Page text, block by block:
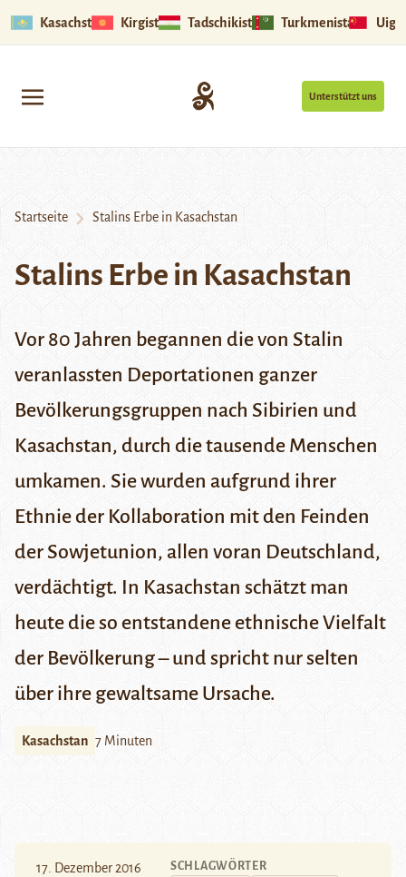
Kasachstan Kirgistan Tadschikistan Turkmenistan
Unterstützt uns
Startseite Stalins Erbe in Kasachstan
Stalins Erbe in Kasachstan
Vor 80 Jahren begannen die von Stalin
veranlassten Deportationen ganzer
Bevölkerungsgruppen nach Sibirien und
Kasachstan, durch die tausende Menschen
umkamen. Sie wurden aufgrund ihrer
Ethnie der Kollaboration mit den Feinden
der Sowjetunion, allen voran Deutschland,
verdächtigt. In Kasachstan schätzt man
heute die so entstandene ethnische Vielfalt
der Bevölkerung – und spricht nur selten
über ihre gewaltsame Ursache.
Kasachstan 7 Minuten
17. Dezember 2016 SCHLAGWÖRTER